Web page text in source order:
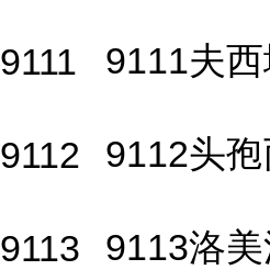
9111 9111夫
9112 9112头
9113 9113洛